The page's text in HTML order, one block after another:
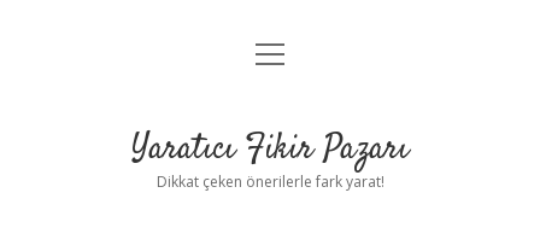
Anasayfa
Yasal Uyarı
menüyü
Yaratıcı Fikir Pazarı
Dikkat çeken önerilerle fark yarat!